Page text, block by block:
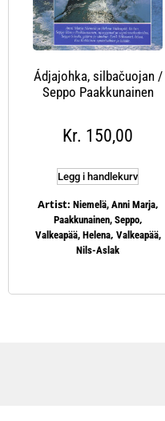
Ádjajohka, silbačuojan /
Seppo Paakkunainen
Kr 150,00
Legg i handlekurv
Artist: Niemelä, Anni Marja,
Paakkunainen, Seppo,
Valkeapää, Helena, Valkeapää,
Nils-Aslak